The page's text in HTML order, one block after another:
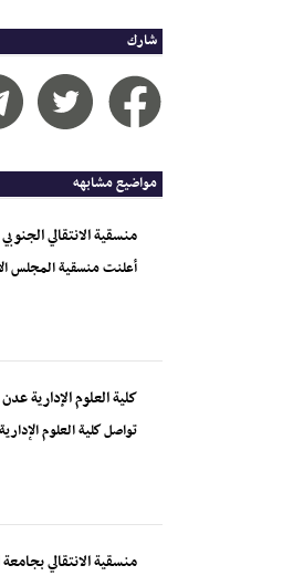
شارك
مواضيع مشابهه
منسقية الانتقالي
أعلنت منسقية المجلس
كلية العلوم الإدارية
تواصل كلية العلوم
منسقية الانتقالي